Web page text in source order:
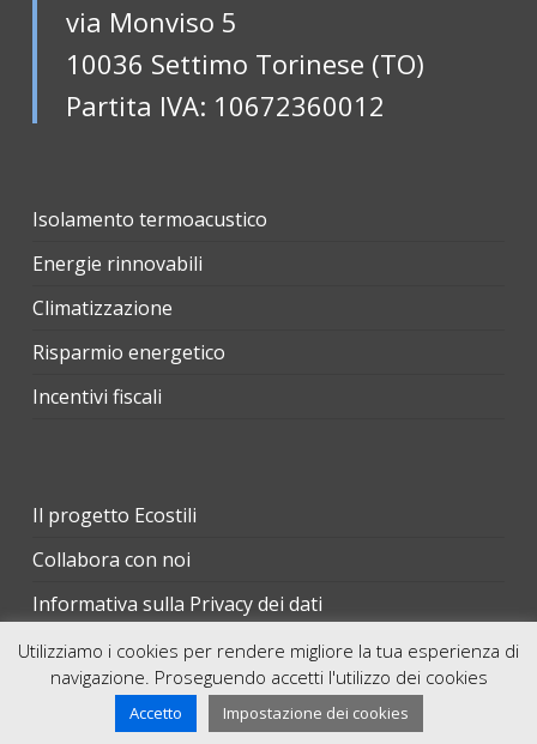
via Monviso 5
10036 Settimo Torinese (TO)
Partita IVA: 10672360012
Isolamento termoacustico
Energie rinnovabili
Climatizzazione
Risparmio energetico
Incentivi fiscali
Il progetto Ecostili
Collabora con noi
Informativa sulla Privacy dei dati
facebooklinkedinyoutube RSS
Utilizziamo i cookies per rendere migliore la tua esperienza di
navigazione. Proseguendo accetti l'utilizzo dei cookies
Accetto Impostazione dei cookies